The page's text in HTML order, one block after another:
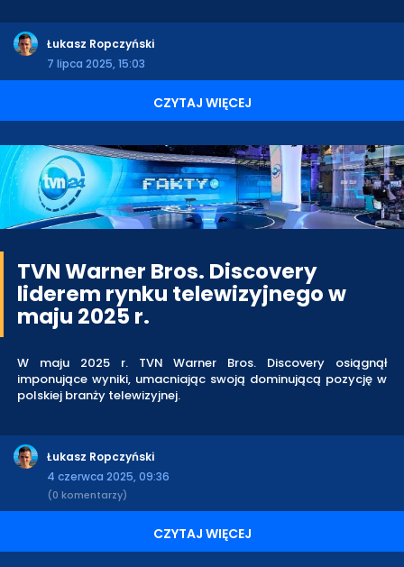
Łukasz Ropczyński
7 lipca 2025, 15:03
CZYTAJ WIĘCEJ
TVN Warner Bros. Discovery
liderem rynku telewizyjnego w
maju 2025 r.
W maju 2025 r. TVN Warner Bros. Discovery osiągnął
imponujące wyniki, umacniając swoją dominującą pozycję w
polskiej branży telewizyjnej.
Łukasz Ropczyński
4 czerwca 2025, 09:36
(0 komentarzy)
CZYTAJ WIĘCEJ